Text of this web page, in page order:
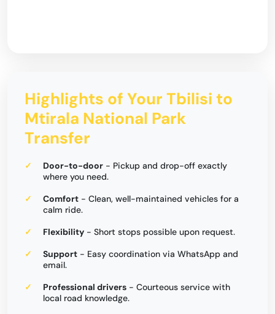
Highlights of Your Tbilisi to
Mtirala National Park
Transfer
Door-to-door - Pickup and drop-off exactly
where you need.
Comfort - Clean, well-maintained vehicles for a
calm ride.
Flexibility - Short stops possible upon request.
Support - Easy coordination via WhatsApp and
email.
Professional drivers - Courteous service with
local road knowledge.